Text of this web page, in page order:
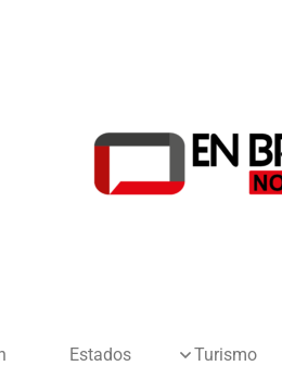
Estados Turismo